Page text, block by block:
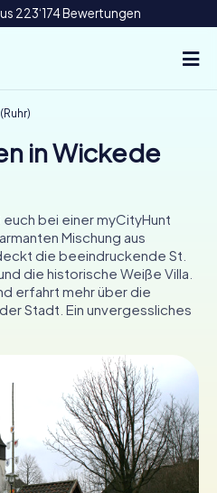
223‘174 Bewertungen
IE
buchen
in Wickede
bei einer myCityHunt
Mischung aus
die beeindruckende St.
die historische Weiße Villa.
erfahrt mehr über die
Stadt. Ein unvergessliches